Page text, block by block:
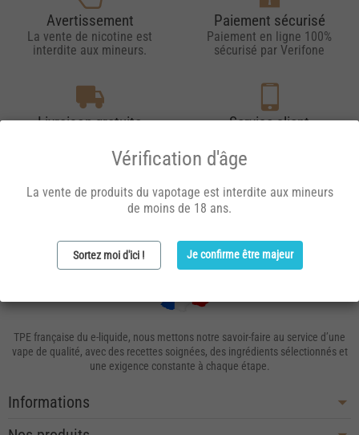
Avertissement
La vente de nicotine est
interdite aux mineurs.
Paiement sécurisé
Paiement en ligne 100%
sécurisé par Verifone
Livraison gratuite
Dès 60 € en Colissimo
Service client
TPE française du e-liquide, nous mettons notre savoir-faire au service d’une
vape de qualité, avec des recettes soignées, des ingrédients sélectionnés et
une exigence constante à chaque étape.
Informations
Vérification d'âge
La vente de produits du vapotage est interdite aux mineurs
de moins de 18 ans.
Sortez moi d'ici ! Je confirme être majeur